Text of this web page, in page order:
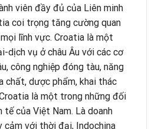
viên đầy đủ của Liên minh
coi trọng tăng cường quan
lĩnh vực. Croatia là một
dịch vụ ở châu Âu với các cơ
công nghiệp đóng tàu, năng
chất, dược phẩm, khai thác
là một trong những đối
tế của Việt Nam. Là doanh
cảm với thời đại, Indochina